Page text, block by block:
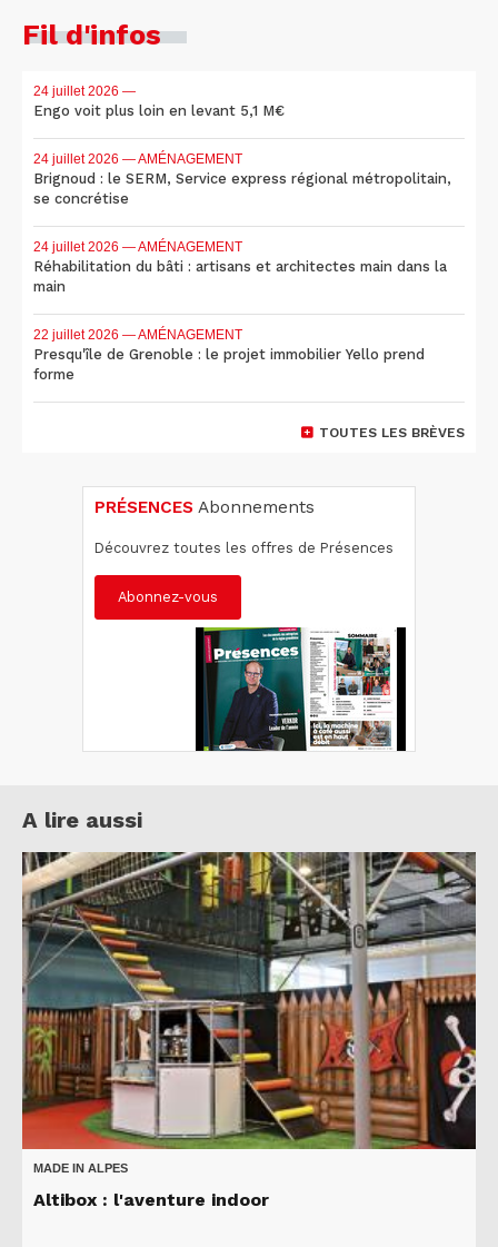
Fil d'infos
24 juillet 2026 —
Engo voit plus loin en levant 5,1 M€
24 juillet 2026 — AMÉNAGEMENT
Brignoud : le SERM, Service express régional métropolitain,
se concrétise
24 juillet 2026 — AMÉNAGEMENT
Réhabilitation du bâti : artisans et architectes main dans la
main
22 juillet 2026 — AMÉNAGEMENT
Presqu'île de Grenoble : le projet immobilier Yello prend
forme
TOUTES LES BRÈVES
PRÉSENCES Abonnements
Découvrez toutes les offres de Présences
Abonnez-vous
A lire aussi
MADE IN ALPES
Altibox : l'aventure indoor